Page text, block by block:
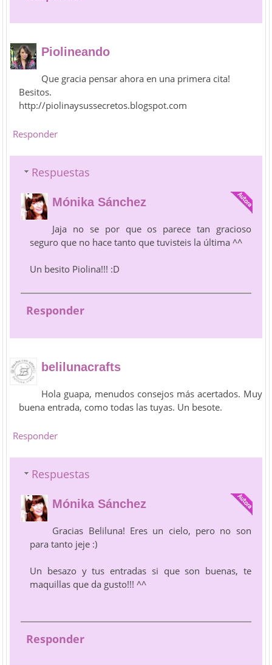
Piolineando
Que gracia pensar ahora en una primera cita!
Besitos.
http://piolinaysussecretos.blogspot.com
Responder
Respuestas
Mónika Sánchez
Jaja no se por que os parece tan gracioso
seguro que no hace tanto que tuvisteis la última ^^
Un besito Piolina!!! :D
Responder
belilunacrafts
Hola guapa, menudos consejos más acertados. Muy
buena entrada, como todas las tuyas. Un besote.
Responder
Respuestas
Mónika Sánchez
Gracias Beliluna! Eres un cielo, pero no son
para tanto jeje :)
Un besazo y tus entradas si que son buenas, te
maquillas que da gusto!!! ^^
Responder